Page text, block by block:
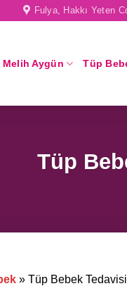
Fulya, Hakkı Yeten
Melih Aygün Tüp
Tüp
» Tüp Bebek